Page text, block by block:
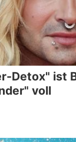
Detox" ist
voll